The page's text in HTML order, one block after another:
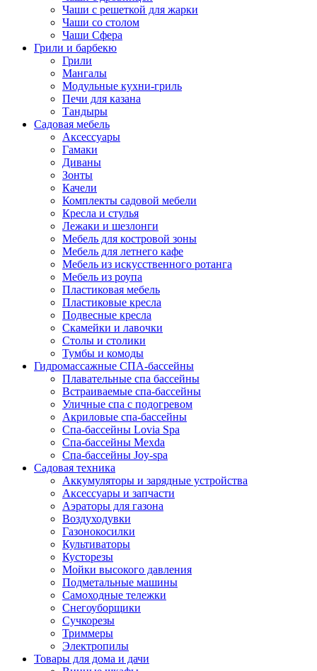
Чаши с решеткой для жарки
Чаши со столом
Чаши Сфера
Грили и барбекю
Грили
Мангалы
Модульные кухни-гриль
Печи для казана
Тандыры
Садовая мебель
Аксессуары
Гамаки
Диваны
Зонты
Качели
Комплекты садовой мебели
Кресла и стулья
Лежаки и шезлонги
Мебель для костровой зоны
Мебель для летнего кафе
Мебель из искусственного ротанга
Мебель из роупа
Пластиковая мебель
Пластиковые кресла
Подвесные кресла
Скамейки и лавочки
Столы и столики
Тумбы и комоды
Гидромассажные СПА-бассейны
Плавательные спа бассейны
Встраиваемые спа-бассейны
Уличные спа с подогревом
Акриловые спа-бассейны
Спа-бассейны Lovia Spa
Спа-бассейны Mexda
Спа-бассейны Joy-spa
Садовая техника
Аккумуляторы и зарядные устройства
Аксессуары и запчасти
Аэраторы для газона
Воздуходувки
Газонокосилки
Культиваторы
Кусторезы
Мойки высокого давления
Подметальные машины
Самоходные тележки
Снегоуборщики
Сучкорезы
Триммеры
Электропилы
Товары для дома и дачи